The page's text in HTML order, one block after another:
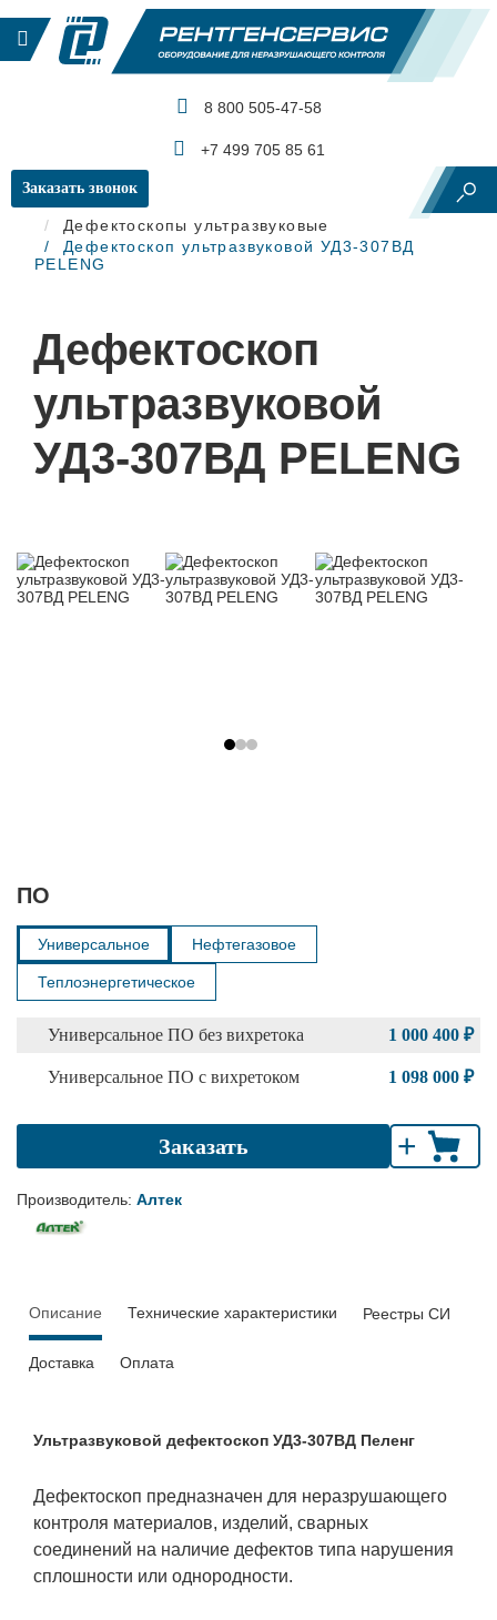
8 800 505-47-58
+7 499 705 85 61
Заказать звонок
Главная
Ультразвуковой контроль
Дефектоскопы ультразвуковые
Дефектоскоп ультразвуковой УД3-307ВД
PELENG
Дефектоскоп
ультразвуковой
УД3-307ВД PELENG
ПО
Универсальное Нефтегазовое
Теплоэнергетическое
1 000 400 ₽
Универсальное ПО без вихретока
1 098 000 ₽
Универсальное ПО с вихретоком
Заказать +
Производитель: Алтек
Описание Технические характеристики Реестры СИ
Доставка Оплата
Ультразвуковой дефектоскоп УД3-307ВД Пеленг
Дефектоскоп предназначен для неразрушающего
контроля материалов, изделий, сварных
соединений на наличие дефектов типа нарушения
сплошности или однородности.